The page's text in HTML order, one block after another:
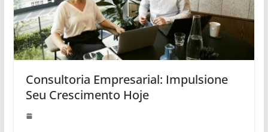
Consultoria Empresarial: Impulsione
Seu Crescimento Hoje